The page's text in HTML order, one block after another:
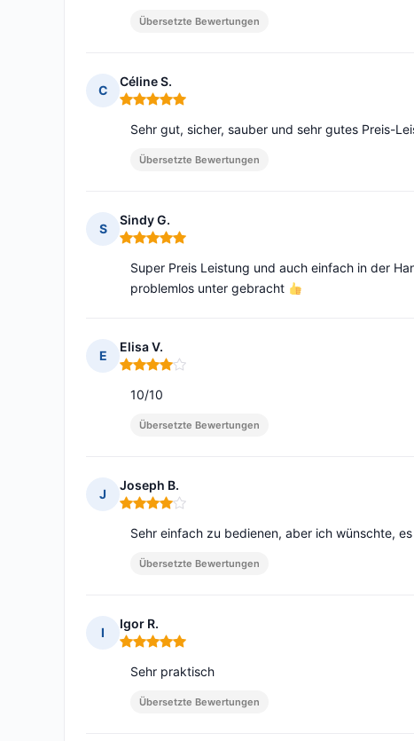
Übersetzte Bewertungen
C
Céline S.
Hinweis: 5 von 5
Sehr gut, sicher, sauber und sehr gutes Preis-
Übersetzte Bewertungen
S
Sindy G.
Hinweis: 5 von 5
Super Preis Leistung und auch einfach in der
problemlos unter gebracht
E
Elisa V.
Hinweis: 4 von 5
10/10
Übersetzte Bewertungen
J
Joseph B.
Hinweis: 4 von 5
Sehr einfach zu bedienen, aber ich wünschte,
Übersetzte Bewertungen
I
Igor R.
Hinweis: 5 von 5
Sehr praktisch
Übersetzte Bewertungen